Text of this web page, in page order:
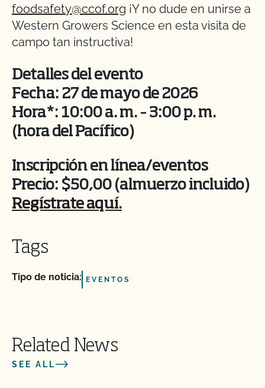
foodsafety@ccof.org ¡Y no dude en unirse a
Western Growers Science en esta visita de
campo tan instructiva!
Detalles del evento
Fecha: 27 de mayo de 2026
Hora*: 10:00 a. m. – 3:00 p. m.
(hora del Pacífico)
Inscripción en línea/eventos
Precio: $50,00 (almuerzo incluido)
Regístrate aquí.
Tags
Tipo de noticia: EVENTOS
Related News
SEE ALL